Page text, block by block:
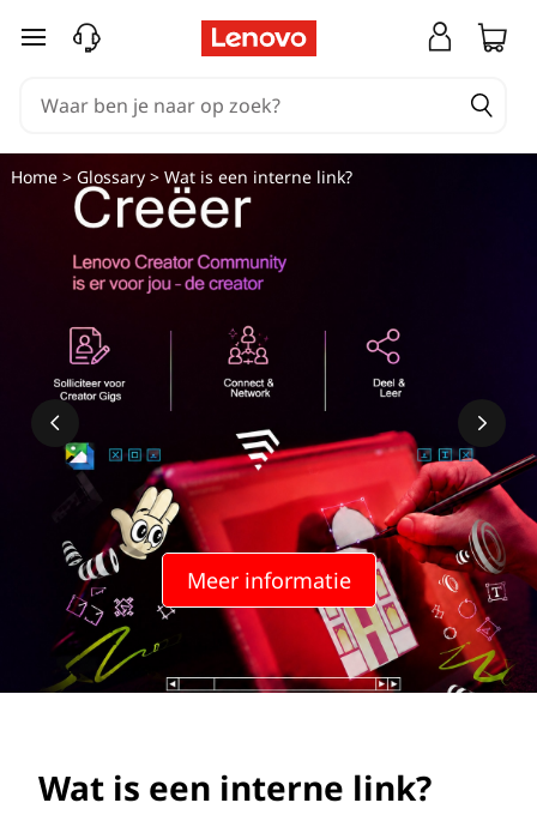
W
s
Ga naar de hoofdinhoud
Meer informatie
Home> Glossary> Wat is een interne link?
Wat is een interne link?